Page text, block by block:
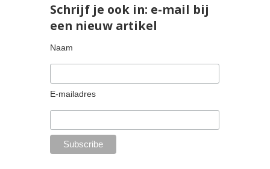
Schrijf je ook in: e-mail bij
een nieuw artikel
Naam
E-mailadres